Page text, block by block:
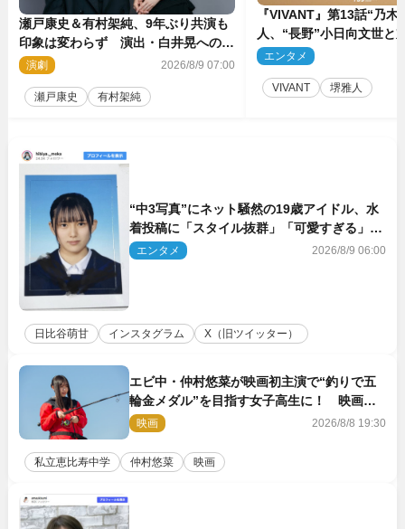
瀬戸康史＆有村架純、9年ぶり共演も
印象は変わらず 演出・白井晃への絶
大なる信頼を胸に舞台『キュー』に挑
演劇 2026/8/9 07:00
瀬戸康史 有村架純
『VIVANT』第13話“乃木
人、“長野”小日向文世
予想外の展開へ
エンタメ
VIVANT 堺雅人
“中3写真”にネット騒然の19歳アイドル、水
着投稿に「スタイル抜群」「可愛すぎる」と
絶賛の声
エンタメ 2026/8/9 06:00
日比谷萌甘 インスタグラム X（旧ツイッター）
エビ中・仲村悠菜が映画初主演で“釣りで五
輪金メダル”を目指す女子高生に！ 映画
『つりこまち』今秋公開
映画 2026/8/8 19:30
私立恵比寿中学 仲村悠菜 映画